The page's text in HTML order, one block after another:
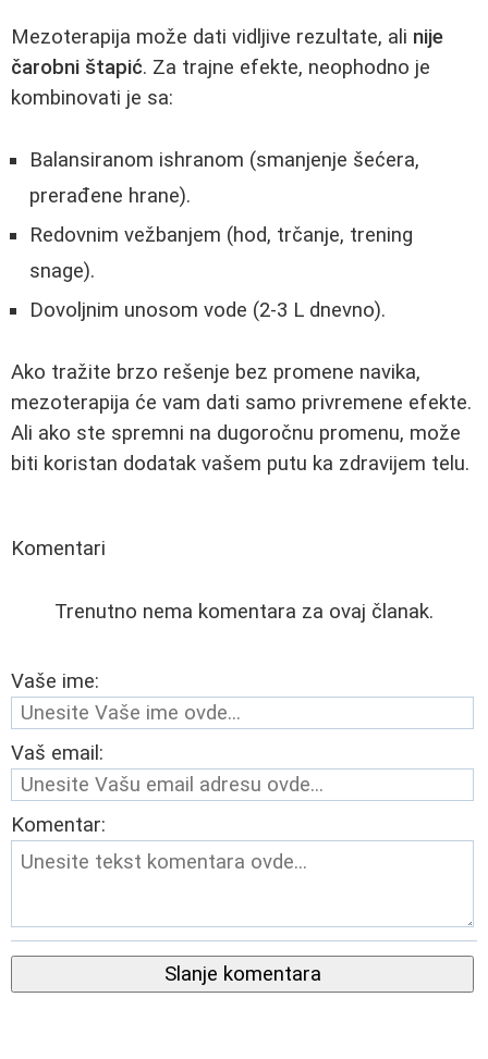
Mezoterapija može dati vidljive rezultate, ali nije
čarobni štapić. Za trajne efekte, neophodno je
kombinovati je sa:
Balansiranom ishranom (smanjenje šećera,
prerađene hrane).
Redovnim vežbanjem (hod, trčanje, trening
snage).
Dovoljnim unosom vode (2-3 L dnevno).
Ako tražite brzo rešenje bez promene navika,
mezoterapija će vam dati samo privremene efekte.
Ali ako ste spremni na dugoročnu promenu, može
biti koristan dodatak vašem putu ka zdravijem telu.
Komentari
Trenutno nema komentara za ovaj članak.
Vaše ime:
Vaš email:
Komentar:
Slanje komentara